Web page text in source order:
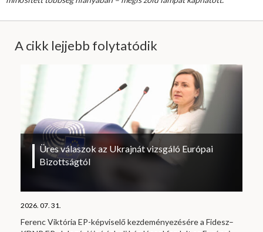
A cikk lejjebb folytatódik
Üres válaszok az Ukrajnát vizsgáló Európai
Bizottságtól
2026. 07. 31.
Ferenc Viktória EP-képviselő kezdeményezésére a Fidesz–